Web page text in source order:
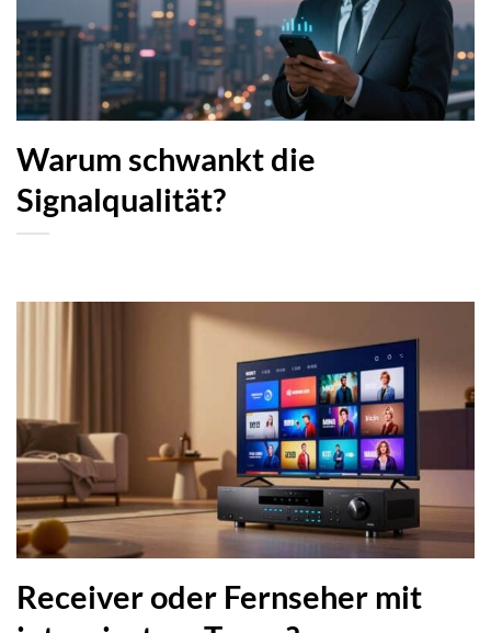
Warum schwankt die
Signalqualität?
Receiver oder Fernseher mit